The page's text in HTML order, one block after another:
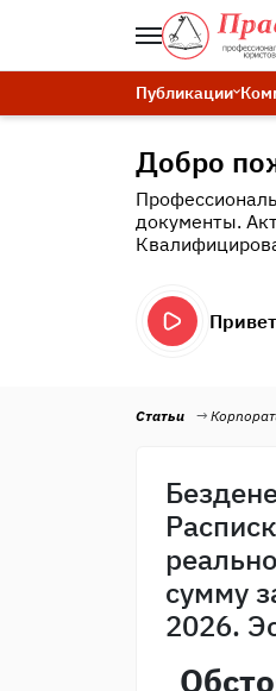
Публикации
Добро
документы.
Статьи
сумму
2026.